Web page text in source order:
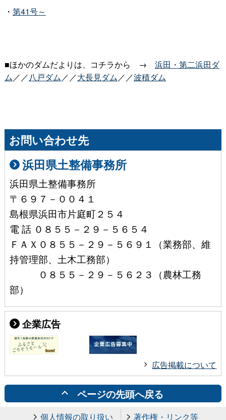
・ 第41号～
■ほかのダムだよりは、コチラから→ 浜田・第二浜田ダ
ム／／八戸ダム／／大長見ダム／／波積ダム
お問い合わせ先
浜田県土整備事務所
浜田県土整備事務所
〒６９７－００４１
島根県浜田市片庭町２５４
電 話 ０８５５－２９－５６５４
ＦＡＸ０８５５－２９－５６９１（業務部、維
持管理部、土木工務部）
０８５５－２９－５６２３（農林工務
部）
企業広告
広告掲載について
ページの先頭へ戻る
個人情報の取り扱い 著作権・リンク等